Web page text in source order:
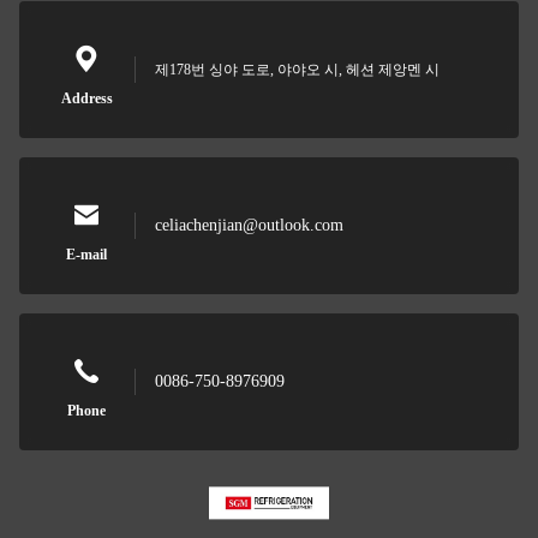
Address
제178번 싱야 도로, 야야오 시, 헤션 제앙멘 시
E-mail
celiachenjian@outlook.com
Phone
0086-750-8976909